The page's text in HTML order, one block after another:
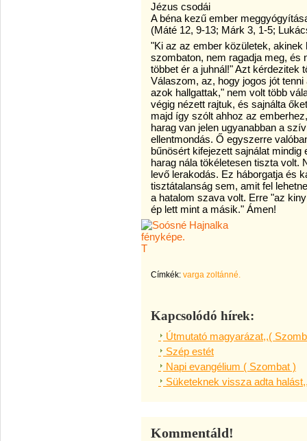
Jézus csodái
A béna kezű ember
(Máté 12, 9-13; Márk 3, 1-5;
"Ki az az ember közületek,
szombaton, nem ragadja meg, és
többet ér a juhnál!" Azt kérdezitek
Válaszom, az, hogy jogos jót
azok hallgattak," nem volt több
végig nézett rajtuk, és sajnálta
majd így szólt ahhoz az
harag van jelen ugyanabban a
ellentmondás. Ő egyszerre
bűnösért kifejezett sajnálat mindig
harag nála tökéletesen tiszta volt.
levő lerakodás. Ez háborgatja és
tisztátalanság sem, amit fel
a hatalom szava volt. Erre "az
ép lett mint a másik." Ámen!
T
Címkék: varga zoltánné.
Kapcsolódó hírek:
Útmutató magyarázat,,(
Szép estét
Napi evangélium ( Szombat )
Süketeknek vissza adta
Kommentáld!